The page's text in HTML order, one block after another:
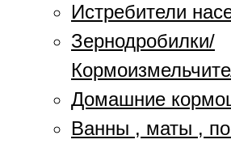
Истребители
Зернодробилки/
Домашние
Ванны , маты ,